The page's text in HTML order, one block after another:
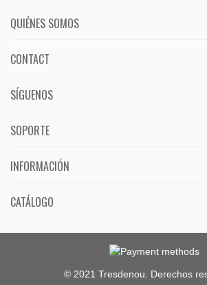
QUIÉNES SOMOS
CONTACT
SÍGUENOS
SOPORTE
INFORMACIÓN
CATÁLOGO
© 2021 Tresdenou. Derechos